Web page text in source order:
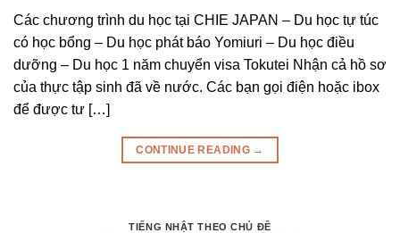
Các chương trình du học tại CHIE JAPAN – Du học tự túc
có học bổng – Du học phát báo Yomiuri – Du học điều
dưỡng – Du học 1 năm chuyển visa Tokutei Nhận cả hồ sơ
của thực tập sinh đã về nước. Các bạn gọi điện hoặc ibox
để được tư […]
CONTINUE READING →
TIẾNG NHẬT THEO CHỦ ĐỀ